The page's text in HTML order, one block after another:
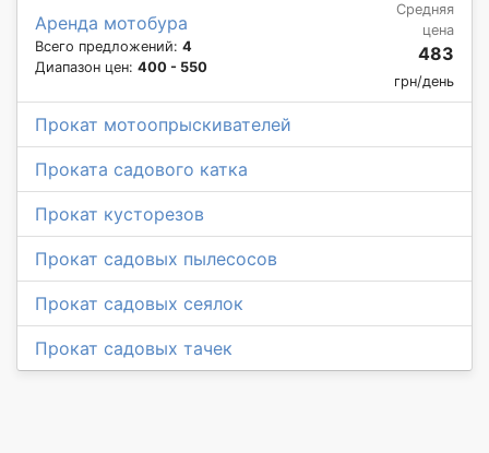
Аренда мотобура
Всего предложений: 4
Диапазон цен: 400 - 550
Средняя
цена
483
грн/день
Прокат мотоопрыскивателей
Проката садового катка
Прокат кусторезов
Прокат садовых пылесосов
Прокат садовых сеялок
Прокат садовых тачек